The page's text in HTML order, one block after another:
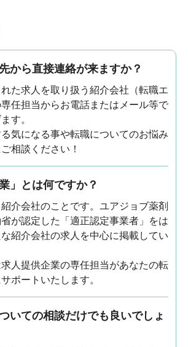
から直接連絡が来ますか？
た求人を取り扱う紹介会社（転職エ
任担当からお電話またはメール等で
す。
気になる事や転職についてのお悩み
相談ください！
」とは何ですか？
介会社のことです。ユアジョブ薬剤
が認定した「適正認定事業者」をは
紹介会社の求人を中心に掲載してい
人提供企業の専任担当があなたの転
ポートいたします。
いての相談だけでも良いでしょ